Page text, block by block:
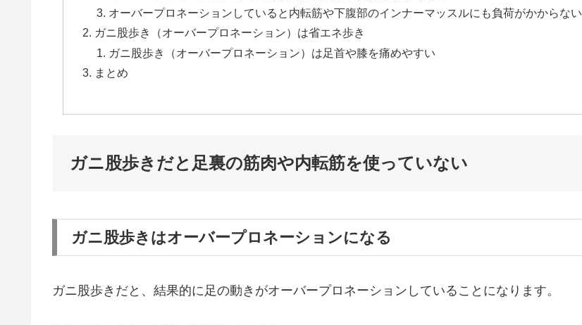
オーバープロネーションしていると内転筋や下腹部のインナーマッスルにも負荷がかからない
ガニ股歩き（オーバープロネーション）は省エネ歩き
ガニ股歩き（オーバープロネーション）は足首や膝を痛めやすい
まとめ
ガニ股歩きだと足裏の筋肉や内転筋を使っていない
ガニ股歩きはオーバープロネーションになる
ガニ股歩きだと、結果的に足の動きがオーバープロネーションしていることになります。